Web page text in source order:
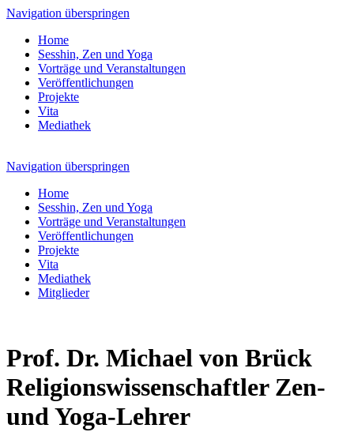
Navigation überspringen
Home
Sesshin, Zen und Yoga
Vorträge und Veranstaltungen
Veröffentlichungen
Projekte
Vita
Mediathek
Navigation überspringen
Home
Sesshin, Zen und Yoga
Vorträge und Veranstaltungen
Veröffentlichungen
Projekte
Vita
Mediathek
Mitglieder
Prof. Dr. Michael von Brück
Religionswissenschaftler Zen-
und Yoga-Lehrer